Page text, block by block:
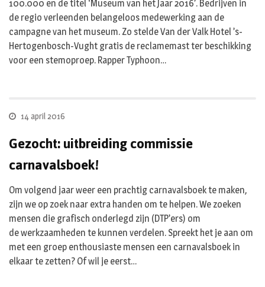
100.000 en de titel ‘Museum van het Jaar 2016’. Bedrijven in
de regio verleenden belangeloos medewerking aan de
campagne van het museum. Zo stelde Van der Valk Hotel ’s-
Hertogenbosch-Vught gratis de reclamemast ter beschikking
voor een stemoproep. Rapper Typhoon…
14 april 2016
Gezocht: uitbreiding commissie
carnavalsboek!
Om volgend jaar weer een prachtig carnavalsboek te maken,
zijn we op zoek naar extra handen om te helpen. We zoeken
mensen die grafisch onderlegd zijn (DTP’ers) om
de werkzaamheden te kunnen verdelen. Spreekt het je aan om
met een groep enthousiaste mensen een carnavalsboek in
elkaar te zetten? Of wil je eerst…